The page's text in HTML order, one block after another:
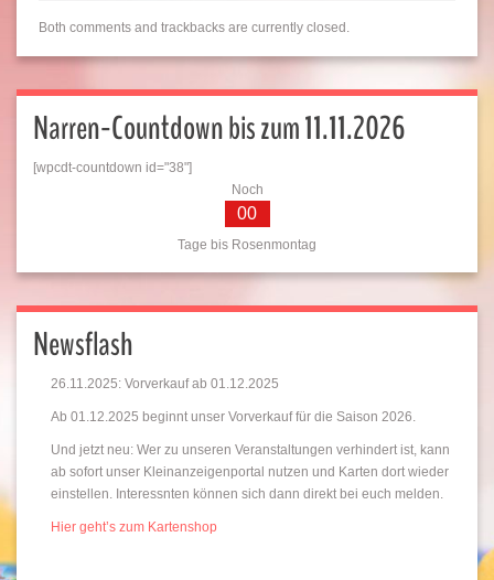
Both comments and trackbacks are currently closed.
Narren-Countdown bis zum 11.11.2026
[wpcdt-countdown id="38"]
Noch
00
Tage bis Rosenmontag
Newsflash
26.11.2025: Vorverkauf ab 01.12.2025
Ab 01.12.2025 beginnt unser Vorverkauf für die Saison 2026.
Und jetzt neu: Wer zu unseren Veranstaltungen verhindert ist, kann
ab sofort unser Kleinanzeigenportal nutzen und Karten dort wieder
einstellen. Interessnten können sich dann direkt bei euch melden.
Hier geht’s zum Kartenshop